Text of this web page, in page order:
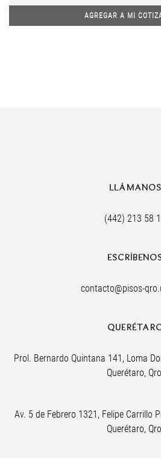
AGREGAR A MI
LLÁMANOS
(442) 213 58
contacto@pisos-
Prol. Bernardo Quintana 141, Loma
Querétaro,
Av. 5 de Febrero 1321, Felipe Carrillo
Querétaro,